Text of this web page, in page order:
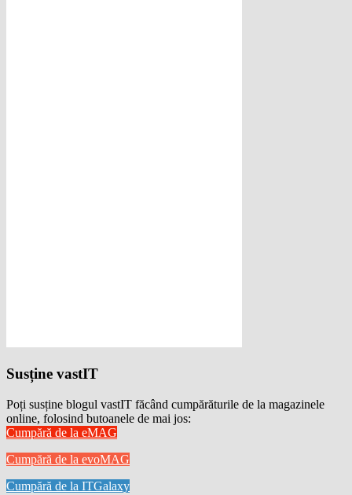
Susține vastIT
Poți susține blogul vastIT făcând cumpărăturile de la magazinele
online, folosind butoanele de mai jos:
Cumpără de la eMAG
Cumpără de la evoMAG
Cumpără de la ITGalaxy